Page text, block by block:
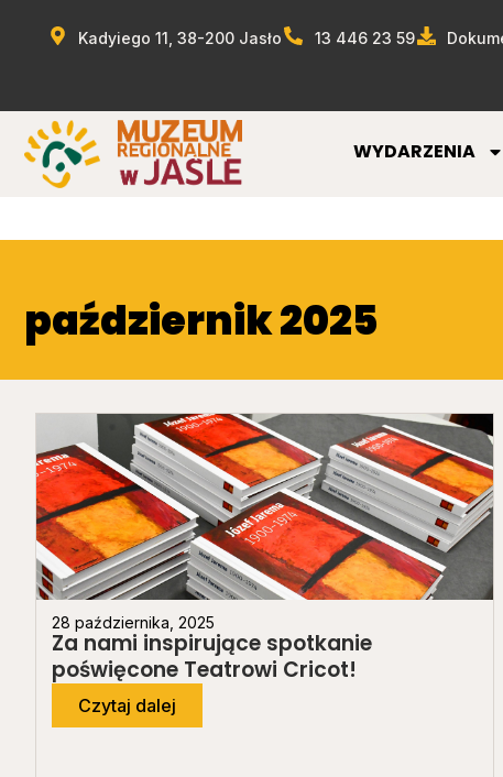
Kadyiego 11, 38-200 Jasło 13 446 23 59
WYDARZENIA
październik 2025
28 października, 2025
Za nami inspirujące spotkanie
poświęcone Teatrowi Cricot!
Czytaj dalej